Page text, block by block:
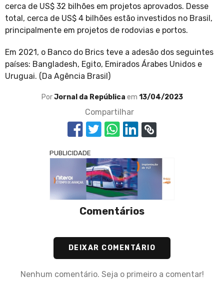
cerca de US$ 32 bilhões em projetos aprovados. Desse
total, cerca de US$ 4 bilhões estão investidos no Brasil,
principalmente em projetos de rodovias e portos.
Em 2021, o Banco do Brics teve a adesão dos seguintes
países: Bangladesh, Egito, Emirados Árabes Unidos e
Uruguai. (Da Agência Brasil)
PorJornal da República em 13/04/2023
Compartilhar
PUBLICIDADE
Comentários
DEIXAR COMENTÁRIO
Nenhum comentário. Seja o primeiro a comentar!